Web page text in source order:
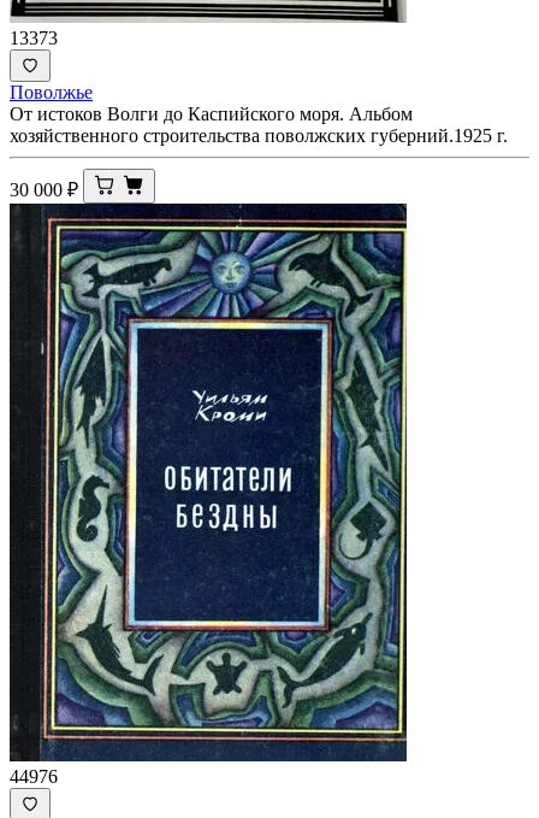
13373
Поволжье
От истоков Волги до Каспийского моря. Альбом
хозяйственного строительства поволжских губерний.1925 г.
30 000 ₽
44976